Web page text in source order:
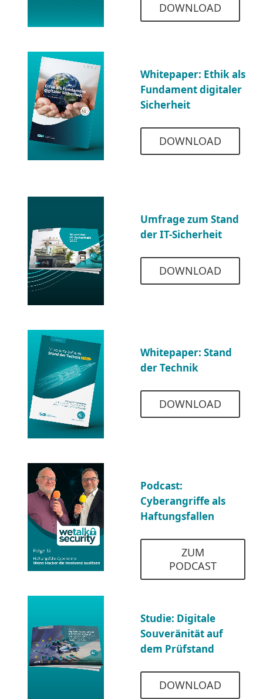
DOWNLOAD
Whitepaper: Ethik als
Fundament digitaler
Sicherheit
DOWNLOAD
Umfrage zum Stand
der IT-Sicherheit
DOWNLOAD
Whitepaper: Stand
der Technik
DOWNLOAD
Podcast:
Cyberangriffe als
Haftungsfallen
ZUM
PODCAST
Studie: Digitale
Souveränität auf
dem Prüfstand
DOWNLOAD